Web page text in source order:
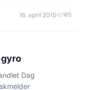
16. april 2015 165
Dag